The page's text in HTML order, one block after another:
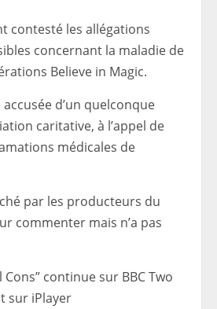
contesté les allégations
concernant la maladie de
Believe in Magic.
accusée d’un quelconque
caritative, à l’appel de
médicales de
par les producteurs du
commenter mais n’a pas
continue sur BBC Two
sur iPlayer